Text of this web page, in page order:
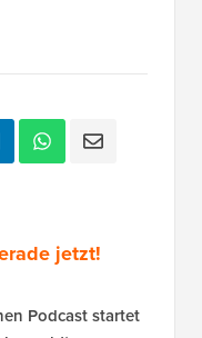
jetzt!
Podcast startet